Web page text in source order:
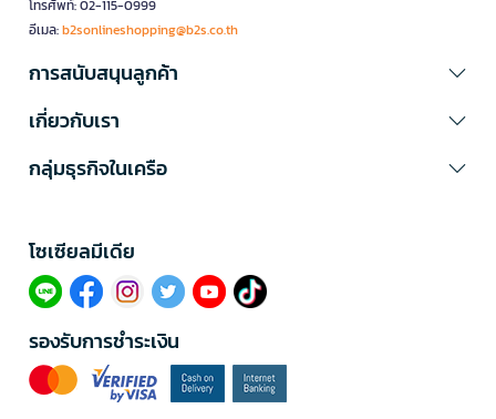
โทรศัพท์: 02-115-0999
อีเมล:b2sonlineshopping@b2s.co.th
การสนับสนุนลูกค้า
เกี่ยวกับเรา
กลุ่มธุรกิจในเครือ
โซเซียลมีเดีย​
รองรับการชำระเงิน